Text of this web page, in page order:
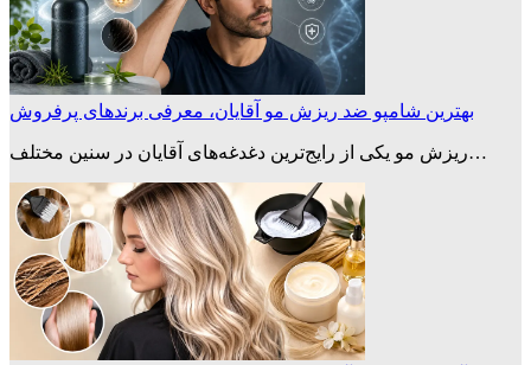
بهترین شامپو ضد ریزش مو آقایان، معرفی برندهای پرفروش
ریزش مو یکی از رایج‌ترین دغدغه‌های آقایان در سنین مختلف…